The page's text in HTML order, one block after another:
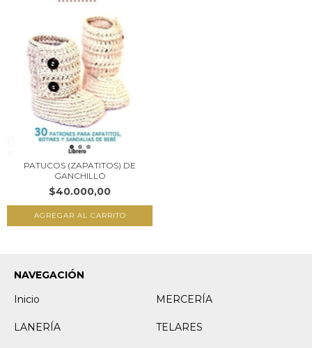
PATUCOS (ZAPATITOS) DE
GANCHILLO
$40.000,00
NAVEGACIÓN
Inicio
MERCERÍA
LANERÍA TELARES